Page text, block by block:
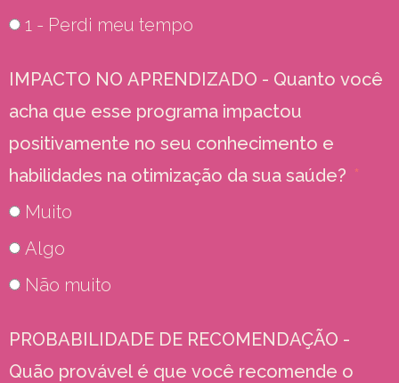
1 - Perdi meu tempo
IMPACTO NO APRENDIZADO - Quanto você
acha que esse programa impactou
positivamente no seu conhecimento e
habilidades na otimização da sua saúde?
Muito
Algo
Não muito
PROBABILIDADE DE RECOMENDAÇÃO -
Quão provável é que você recomende o